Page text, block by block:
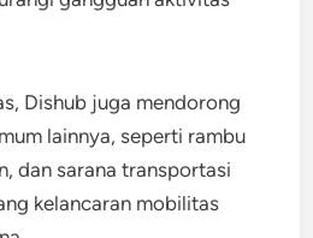
Dishub juga mendorong
lainnya, seperti rambu
dan sarana transportasi
kelancaran mobilitas